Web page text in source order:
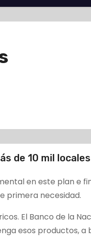
de 10 mil locales
en este plan e
primera necesidad.
El Banco de la
esos productos, a